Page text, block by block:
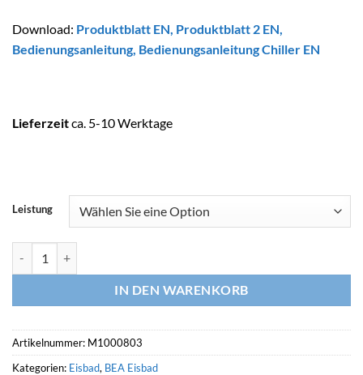
Download: Produktblatt EN Produktblatt 2 EN
Bedienungsanleitung Bedienungsanleitung Chiller EN
Lieferzeitca. 5-10 Werktage
Leistung
IN DEN WARENKORB
Artikelnummer: M1000803
Kategorien: Eisbad, BEA Eisbad